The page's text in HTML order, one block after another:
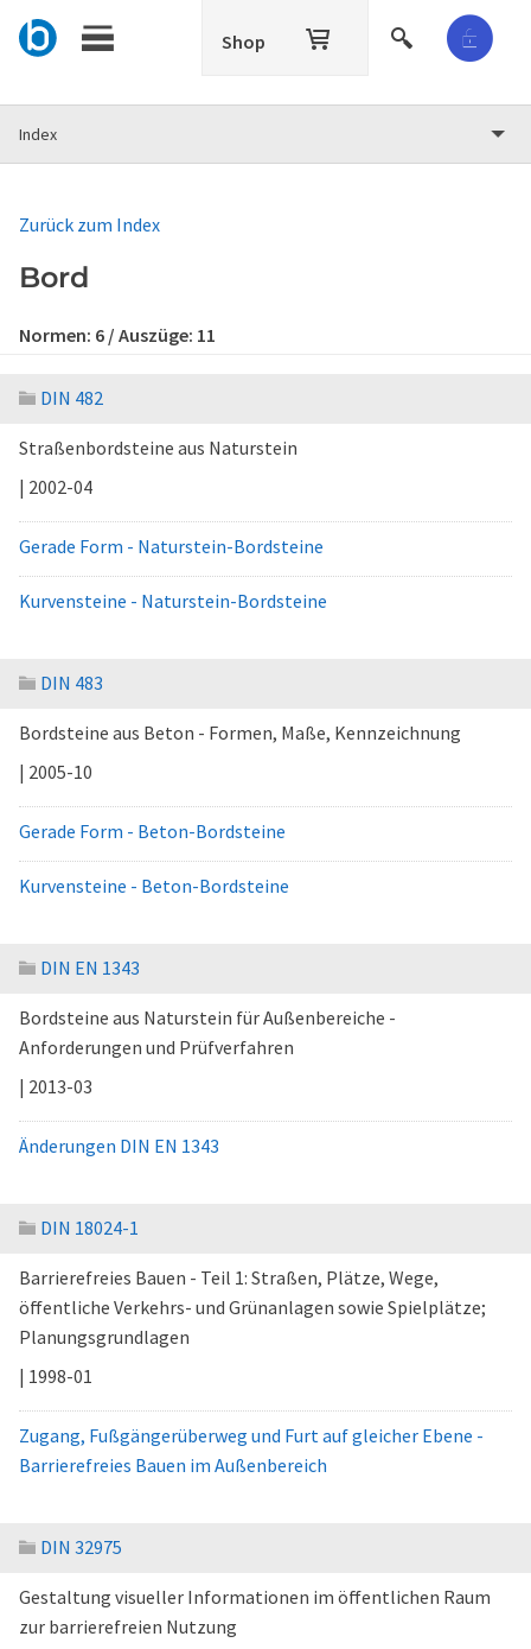
Shop
Index
Zurück zum Index
Bord
Normen: 6 / Auszüge: 11
DIN 482
Straßenbordsteine aus Naturstein
| 2002-04
Gerade Form - Naturstein-Bordsteine
Kurvensteine - Naturstein-Bordsteine
DIN 483
Bordsteine aus Beton - Formen, Maße, Kennzeichnung
| 2005-10
Gerade Form - Beton-Bordsteine
Kurvensteine - Beton-Bordsteine
DIN EN 1343
Bordsteine aus Naturstein für Außenbereiche -
Anforderungen und Prüfverfahren
| 2013-03
Änderungen DIN EN 1343
DIN 18024-1
Barrierefreies Bauen - Teil 1: Straßen, Plätze, Wege,
öffentliche Verkehrs- und Grünanlagen sowie Spielplätze;
Planungsgrundlagen
| 1998-01
Zugang, Fußgängerüberweg und Furt auf gleicher Ebene -
Barrierefreies Bauen im Außenbereich
DIN 32975
Gestaltung visueller Informationen im öffentlichen Raum
zur barrierefreien Nutzung